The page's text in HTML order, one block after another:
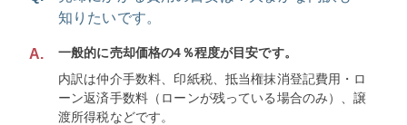
知りたいです。
A.
一般的に売却価格の4％程度が目安です。
内訳は仲介手数料、印紙税、抵当権抹消登記費用・ロ
ーン返済手数料（ローンが残っている場合のみ）、譲
渡所得税などです。